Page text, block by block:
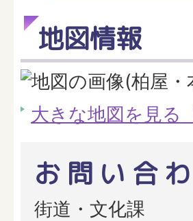
地図情報
大きな地図を見る
お問い合
街道・文化課